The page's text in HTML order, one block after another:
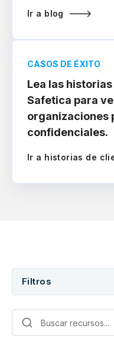
Ir a blog
CASOS DE ÉXITO
Lea las
Safetica para
organizaciones
confidenciales.
Ir a historias de
Filtros